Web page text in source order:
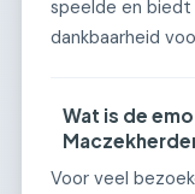
speelde en
dankbaarheid
Wat is de
Voor veel